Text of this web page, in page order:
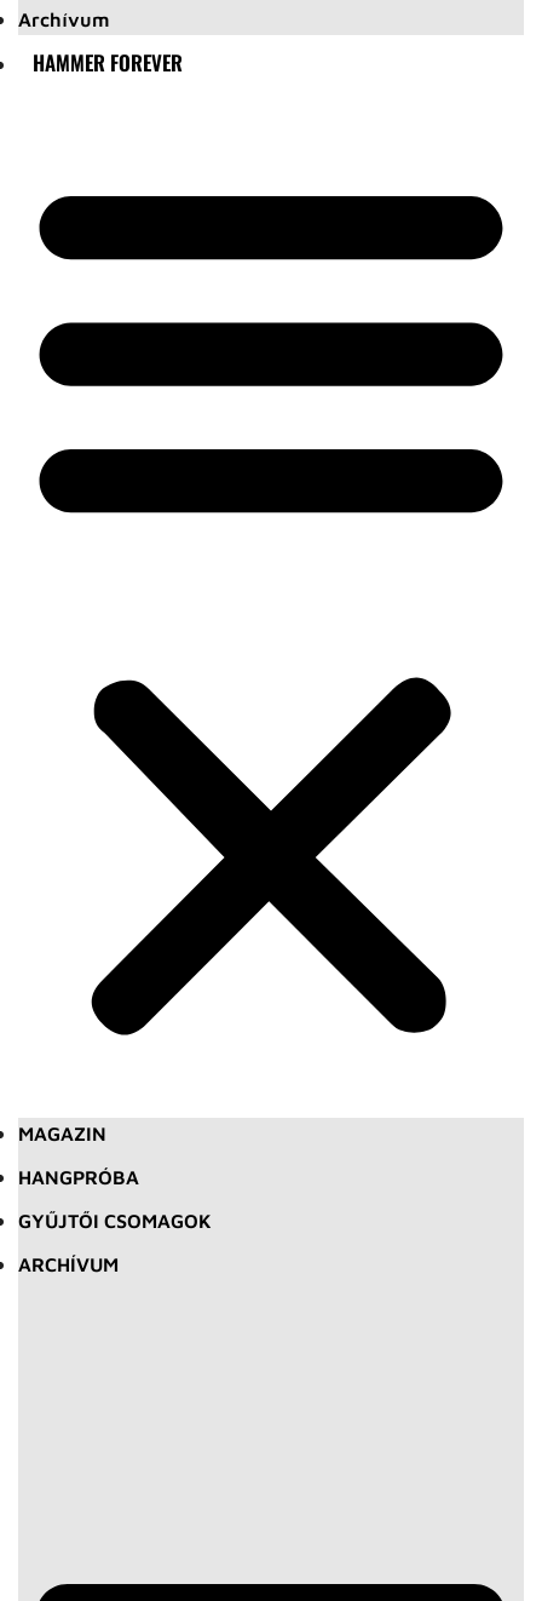
Archívum
HAMMER FOREVER
MAGAZIN
HANGPRÓBA
GYŰJTŐI CSOMAGOK
ARCHÍVUM